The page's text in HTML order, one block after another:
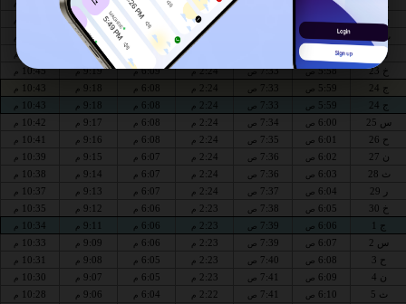
م م م
ن 20 2:25 م 6:09 م 9:22 م م
ث 21 5:55
2:25 م 6:09
9:21 م م
ر 22 5:57
6:09
9:20 م
خ 23 5:58 ص 7:33 ص 2:24 م 6:09 م 9:19 م 10:45 م
ج 24 5:59 ص 7:33 ص 2:24 م 6:08 م 9:18 م 10:43 م
ج 24 5:59 ص 7:33 ص 2:24 م 6:08 م 9:18 م 10:43 م
س 25 6:00 ص 7:34 ص 2:24 م 6:08 م 9:17 م 10:42 م
ح 26 6:01 ص 7:35 ص 2:24 م 6:08 م 9:16 م 10:41 م
ن 27 6:02 ص 7:36 ص 2:24 م 6:07 م 9:15 م 10:39 م
ث 28 6:03 ص 7:36 ص 2:24 م 6:07 م 9:14 م 10:38 م
ر 29 6:04 ص 7:37 ص 2:24 م 6:07 م 9:13 م 10:37 م
خ 30 6:05 ص 7:38 ص 2:23 م 6:06 م 9:12 م 10:35 م
ج 1 6:06 ص 7:39 ص 2:23 م 6:06 م 9:11 م 10:34 م
س 2 6:07 ص 7:39 ص 2:23 م 6:06 م 9:09 م 10:33 م
ح 3 6:08 ص 7:40 ص 2:23 م 6:05 م 9:08 م 10:31 م
ن 4 6:09 ص 7:41 ص 2:23 م 6:05 م 9:07 م 10:30 م
ث 5 6:10 ص 7:41 ص 2:22 م 6:04 م 9:06 م 10:28 م